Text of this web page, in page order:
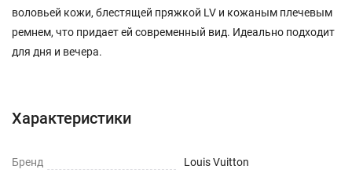
воловьей кожи, блестящей пряжкой LV и кожаным плечевым
ремнем, что придает ей современный вид. Идеально подходит
для дня и вечера.
Характеристики
Бренд Louis Vuitton